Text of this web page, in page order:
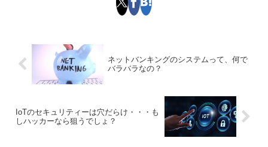
ネットバンキングのシステムって、何で
バラバラなの？
IoTのセキュリティーは穴だらけ・・・も
しハッカーなら狙うでしょ？